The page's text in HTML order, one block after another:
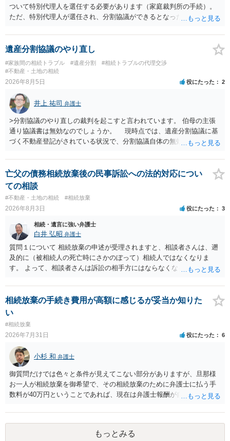
ついて特別代理人を選任する必要があります（家庭裁判所の手続）。
ただ、特別代理人が選任され、分割協議ができるとなったとしても、
の権利も守られなければならないからです。 相続財産全体で、未成年
者の権利が守られているかどうかを判断しなければなりません。 単
に、未成年者を今後養育するのは、自分だからという理由では、法定
相続分以上に多くの遺産を取得することができるというわけではあり
ません。
遺産分割協議のやり直し
#家族間の相続トラブル #遺産分割
#相続トラブルの代理交渉
#不動産・土地の相続
2026年8月5日 役にたった 2
井上 祐司 弁護士
>分割協議のやり直しの裁判を起こすと言われています。 伯母の主張
通り協議書は無効なのでしょうか。 現時点では、遺産分割協議に基
づく不動産登記がされている状況で、分割協議自体の無効を裁判所が
方の訴訟の主張及び立証次第ですが、 ・御祖母様の認知能力に関する
医師の意見書、筆跡鑑定 が提出されればその効力が否定される可能性
はありますが、 ・伯母様自身が分割協議に加わっていること ・御祖母
様の意に反する遺産分割協議を行う実益が誰にあったかの立証が困難
であること からすると、実際に遺産分割協議の効力が否定される可能
性はそれほど高くない（立証のハードルは非常に高い）ということが
言えると思います。
亡父の債務相続放棄後の民事訴訟への法的対応につい
ての相談
#不動産・土地の相続 #相続放棄
2026年8月3日 役にたった 3
相続・遺言に強い弁護士
白井 弘昭 弁護士
質問１について 相続放棄の申述が受理されますと、相談者さんは、遡
及的に（被相続人の死亡時にさかのぼって）相続人ではなくなりま
す。 よって、相談者さんは訴訟の相手方にはならなくなるので（明け
理証明を家庭裁判所で取得し、コピーを答弁書に添えて裁判所に提出
してください。 質問２について 請求棄却を求める答弁書を提出すれ
ば、第１回期日は出席する必要がありません。その日は差支え（用事
はないので、ｍｉｎｔｓでの提出の必要は無いと思います。郵送（期
限までに届けばよい）で十分です。 詳細は、書面記載の裁判所書記官
にお問い合わせください。 以上、ご参考まで。
相続放棄の手続き費用が高額に感じるが妥当か知りた
い
#相続放棄
2026年7月31日 役にたった 6
小杉 和 弁護士
御質問だけでは色々と条件が見えてこない部分がありますが、旦那様
お一人が相続放棄を御希望で、その相続放棄のために弁護士に払う手
数料が40万円ということであれば、現在は弁護士報酬が自由化されて
です。 ただ、弁護士に払う手数料とは別に戸籍の用意に一定の実費が
かかることになりますので、その費用も支払うべきものとして頭に置
いておいてください。 話を元に戻して、弁護士に対する手数料です
もっとみる